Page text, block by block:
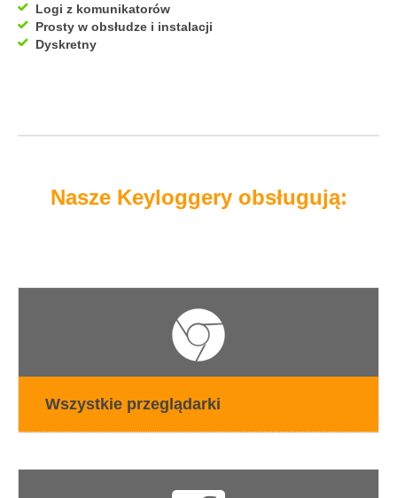
Logi z komunikatorów
Prosty w obsłudze i instalacji
Dyskretny
Nasze Keyloggery obsługują:
Wszystkie przeglądarki